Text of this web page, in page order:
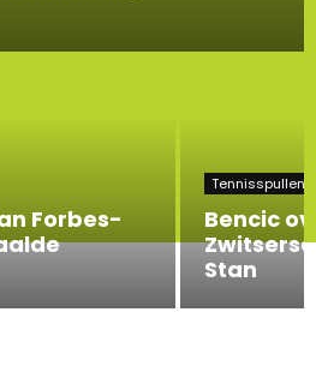
Forbes-
Tennisspullen
Bencic
Stan